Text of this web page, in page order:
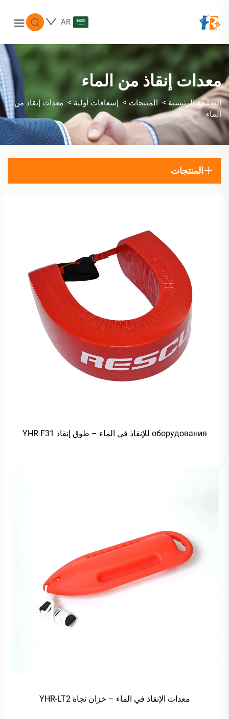
AR
معدات إنقاذ من الماء
الصفحة الرئيسية >المنتجات > إسعافات أولية> معدات إنقاذ من
الماء
المنتجات
оборудования للإنقاذ في الماء – طوق إنقاذ YHR-F31
معدات الإنقاذ في الماء – خزان نجاة YHR-LT2